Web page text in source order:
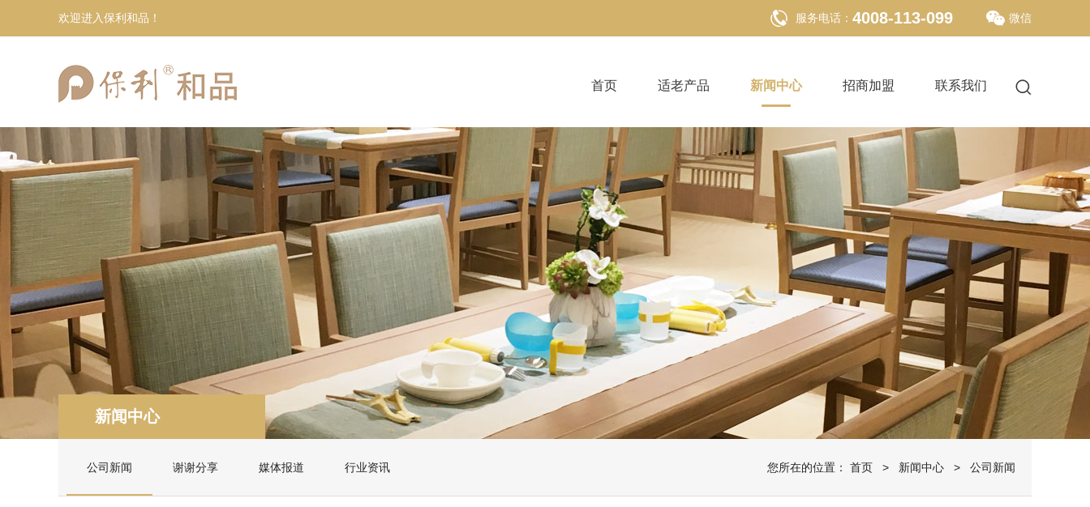
服务电话： 4008-113-099 微信
欢迎进入保利和品！
首页 适老产品 新闻中心 招商加盟 联系我们
新闻中心
您所在的位置： 首页 > 新闻中心 > 公司新闻
公司新闻 谢谢分享 媒体报道 行业资讯